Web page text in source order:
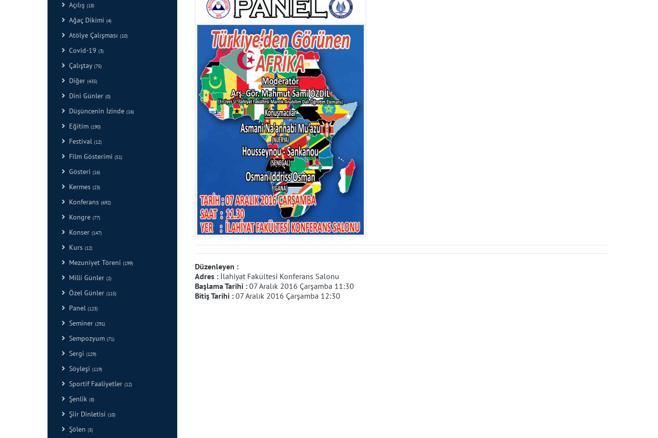
Açılış (18)
Ağaç Dikimi (4)
Atölye Çalışması (10)
Covid-19 (3)
Çalıştay (75)
Diğer (435)
Dini Günler (0)
Düşüncenin İzinde (16)
Eğitim (190)
Festival (12)
Film Gösterimi (51)
Gösteri (16)
Kermes (23)
Konferans (692)
Kongre (77)
Konser (147)
Kurs (12)
Mezuniyet Töreni (199)
Milli Günler (2)
Özel Günler (115)
Panel (123)
Seminer (291)
Sempozyum (71)
Sergi (129)
Söyleşi (119)
Sportif Faaliyetler (12)
Şenlik (8)
Şiir Dinletisi (10)
Şölen (5)
Düzenleyen :
Adres : İlahiyat Fakültesi Konferans Salonu
Başlama Tarihi : 07 Aralık 2016 Çarşamba 11:30
Bitiş Tarihi : 07 Aralık 2016 Çarşamba 12:30